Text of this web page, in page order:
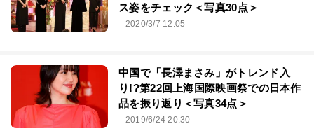
ス姿をチェック＜写真30点＞
2020/3/7 12:05
中国で「長澤まさみ」がトレンド入
り!?第22回上海国際映画祭での日本作
品を振り返り＜写真34点＞
2019/6/24 20:30